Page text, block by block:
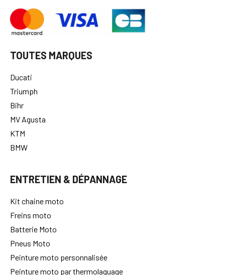
TOUTES MARQUES
Ducati
Triumph
Bihr
MV Agusta
KTM
BMW
ENTRETIEN & DÉPANNAGE
Kit chaine moto
Freins moto
Batterie Moto
Pneus Moto
Peinture moto personnalisée
Peinture moto par thermolaquage